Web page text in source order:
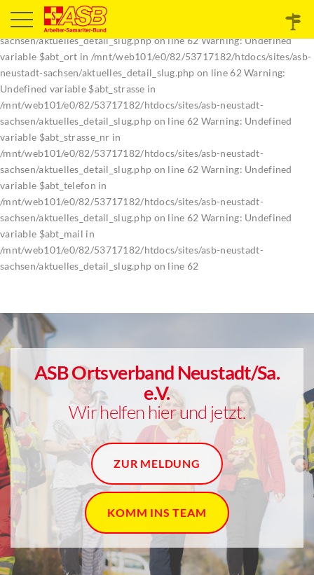
Warning: Undefined variable $abt_plz in
/mnt/web101/e0/82/53717182/htdocs/sites/asb-neustadt-
sachsen/aktuelles_detail_slug.php on line 62 Warning: Undefined
variable $abt_ort in /mnt/web101/e0/82/53717182/htdocs/sites/asb-
neustadt-sachsen/aktuelles_detail_slug.php on line 62 Warning:
Undefined variable $abt_strasse in
/mnt/web101/e0/82/53717182/htdocs/sites/asb-neustadt-
sachsen/aktuelles_detail_slug.php on line 62 Warning: Undefined
variable $abt_strasse_nr in
/mnt/web101/e0/82/53717182/htdocs/sites/asb-neustadt-
sachsen/aktuelles_detail_slug.php on line 62 Warning: Undefined
variable $abt_telefon in
/mnt/web101/e0/82/53717182/htdocs/sites/asb-neustadt-
sachsen/aktuelles_detail_slug.php on line 62 Warning: Undefined
variable $abt_mail in
/mnt/web101/e0/82/53717182/htdocs/sites/asb-neustadt-
sachsen/aktuelles_detail_slug.php on line 62
ASB Ortsverband Neustadt/Sa.
e.V.
Wir helfen hier und jetzt.
ZUR MELDUNG
KOMM INS TEAM